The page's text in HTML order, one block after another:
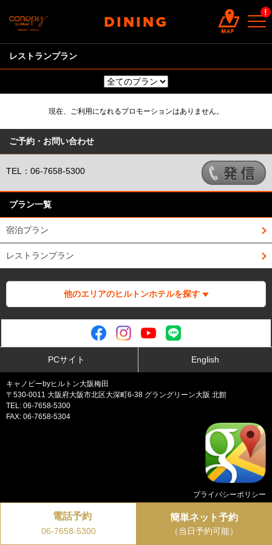
DINING
!
レストランプラン
現在、ご利用になれるプロモーションはありません。
ご予約・お問い合わせ
TEL：06-7658-5300
プラン一覧
宿泊プラン
レストランプラン
他のエリアのヒルトンホテルを探す
PCサイト English
キャノピーbyヒルトン大阪梅田
〒530-0011 大阪府大阪市北区大深町6-38 グラングリーン大阪 北館
TEL: 06-7658-5300
FAX: 06-7658-5304
プライバシーポリシー
Copyright © Canopy by Hilton Osaka Umeda all rights reserved.
電話予約
06-7658-5300
簡単ネット予約
（当日予約可能）